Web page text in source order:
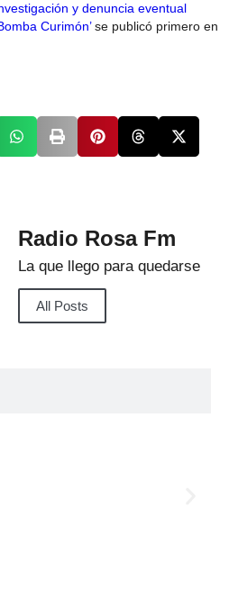
y denuncia eventual
Curimón’se publicó primero en
Radio Rosa Fm
La que llego para quedarse
All Posts